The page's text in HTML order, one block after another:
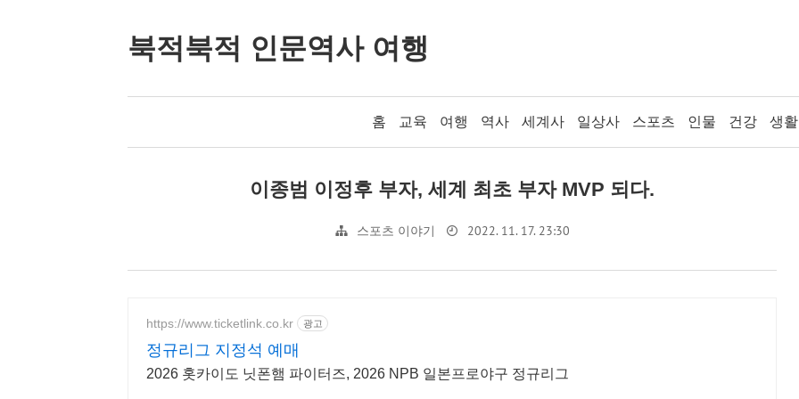
북적북적 인문역사 여행
홈 교육 여행 역사 세계사 일상사 스포츠 인물 건강 생
이종범 이정후 부자, 세계 최초 부자 MVP 되다.
스포츠 이야기 2022. 11. 17. 23:30
https://www.ticketlink.co.kr 광고
정규리그 지정석 예매
2026 홋카이도 닛폰햄 파이터즈, 2026 NPB 일본프로야구 정규리그